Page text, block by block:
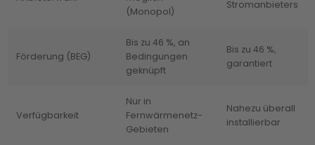
(Monopol)
Stromanbieters
Förderung (BEG)
Bis zu 46 %, an
Bedingungen
geknüpft
Bis zu 46 %,
garantiert
Verfügbarkeit
Nur in
Fernwärmenetz-
Gebieten
Nahezu überall
installierbar